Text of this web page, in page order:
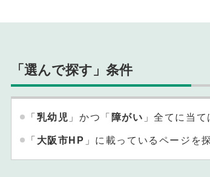
「選んで探す」条件
「 乳幼児 」かつ「 障がい 」全てに当
「 大阪市HP 」に載っているページを